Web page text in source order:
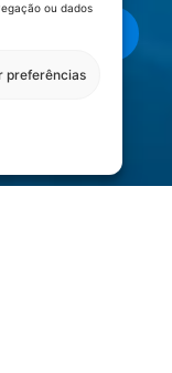
ou dados
preferências